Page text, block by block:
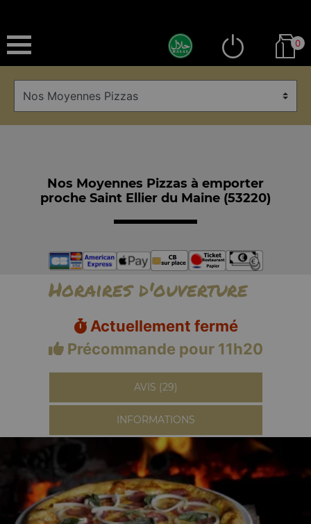
0
Nos Moyennes Pizzas à emporter
proche Saint Ellier du Maine (53220)
Horaires d'ouverture
Actuellement fermé
Précommande pour 11h20
AVIS (29)
INFORMATIONS